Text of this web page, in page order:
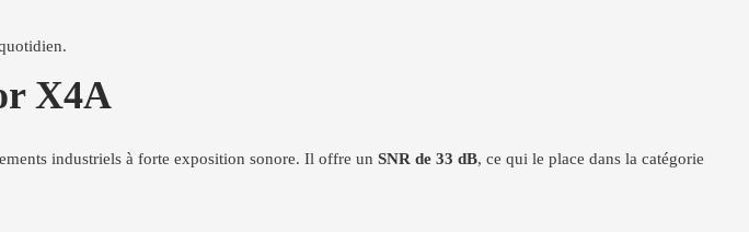
X4A
industriels à forte exposition sonore. Il offre un SNR de 33 dB, ce qui le place dans la catégorie